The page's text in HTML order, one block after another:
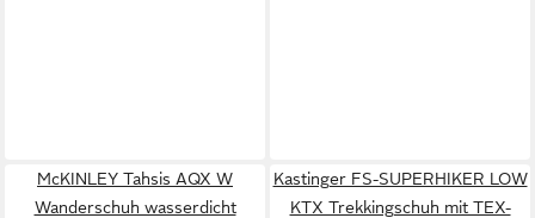
McKINLEY Tahsis AQX W
Wanderschuh wasserdicht
Kastinger FS-SUPERHIKER LOW
KTX Trekkingschuh mit TEX-